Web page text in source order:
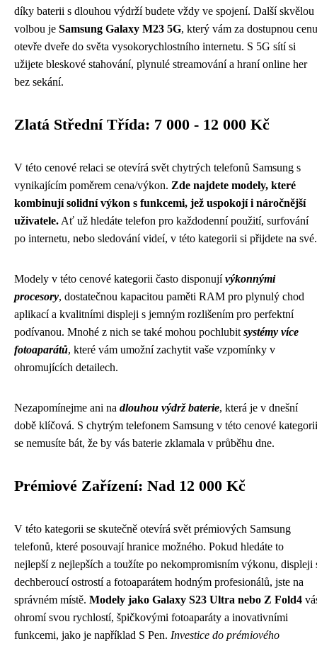
díky baterii s dlouhou výdrží budete vždy ve spojení. Další skvělou
volbou je Samsung Galaxy M23 5G, který vám za dostupnou cenu
otevře dveře do světa vysokorychlostního internetu. S 5G sítí si
užijete bleskové stahování, plynulé streamování a hraní online her
bez sekání.
Zlatá Střední Třída: 7 000 - 12 000 Kč
V této cenové relaci se otevírá svět chytrých telefonů Samsung s
vynikajícím poměrem cena/výkon. Zde najdete modely, které
kombinují solidní výkon s funkcemi, jež uspokojí i náročnější
uživatele. Ať už hledáte telefon pro každodenní použití, surfování
po internetu, nebo sledování videí, v této kategorii si přijdete na své.
Modely v této cenové kategorii často disponujívýkonnými
procesory, dostatečnou kapacitou paměti RAM pro plynulý chod
aplikací a kvalitními displeji s jemným rozlišením pro perfektní
podívanou. Mnohé z nich se také mohou pochlubit systémy více
fotoaparátů, které vám umožní zachytit vaše vzpomínky v
ohromujících detailech.
Nezapomínejme ani na dlouhou výdrž baterie, která je v dnešní
době klíčová. S chytrým telefonem Samsung v této cenové kategorii
se nemusíte bát, že by vás baterie zklamala v průběhu dne.
Prémiové Zařízení: Nad 12 000 Kč
V této kategorii se skutečně otevírá svět prémiových Samsung
telefonů, které posouvají hranice možného. Pokud hledáte to
nejlepší z nejlepších a toužíte po nekompromisním výkonu, displeji
dechberoucí ostrostí a fotoaparátem hodným profesionálů, jste na
správném místě. Modely jako Galaxy S23 Ultra nebo Z Fold4
ohromí svou rychlostí, špičkovými fotoaparáty a inovativními
funkcemi, jako je například S Pen. Investice do prémiového